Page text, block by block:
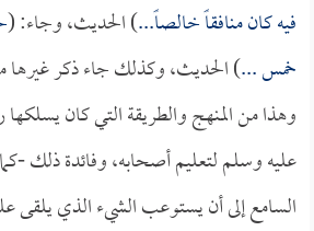
فيه كان منافقاً خالصاً...) الحديث، وجاء: (
خمس ...) الحديث، وكذلك جاء ذكر غيرها
وهذا من المنهج والطريقة التي كان
عليه وسلم لتعليم أصحابه، وفائدة ذلك -
السامع إلى أن يستوعب الشيء الذي يلقى